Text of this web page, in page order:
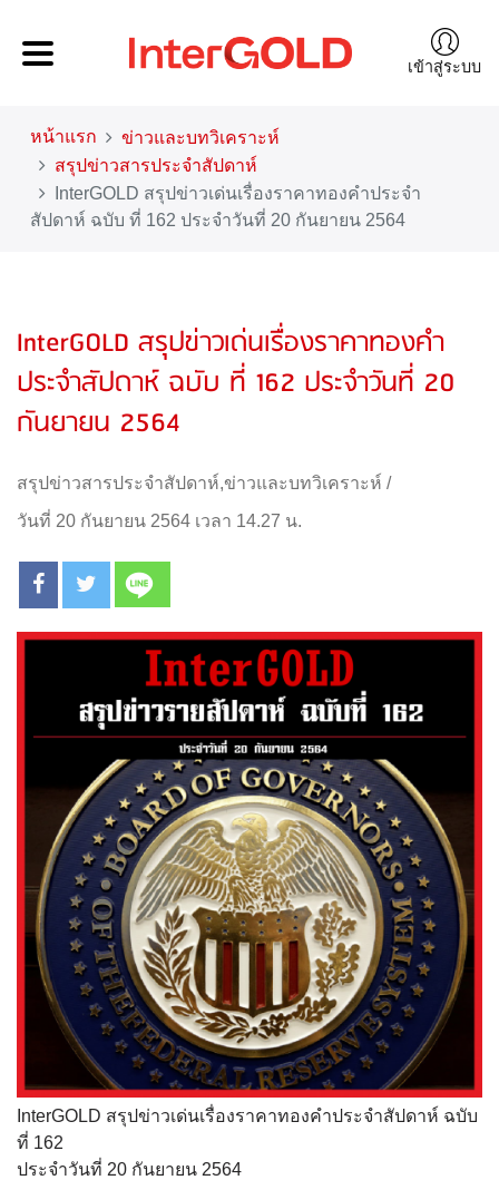
เข้าสู่ระบบ
หน้าแรก
ข่าวและบทวิเคราะห์
สรุปข่าวสารประจำสัปดาห์
InterGOLD สรุปข่าวเด่นเรื่องราคาทองคำประจำ
สัปดาห์ ฉบับ ที่ 162 ประจำวันที่ 20 กันยายน 2564
InterGOLD สรุปข่าวเด่นเรื่องราคาทองคำ
ประจำสัปดาห์ ฉบับ ที่ 162 ประจำวันที่ 20
กันยายน 2564
สรุปข่าวสารประจำสัปดาห์,ข่าวและบทวิเคราะห์ /
วันที่ 20 กันยายน 2564 เวลา 14.27 น.
InterGOLD สรุปข่าวเด่นเรื่องราคาทองคำประจำสัปดาห์ ฉบับ
ที่ 162
ประจำวันที่ 20 กันยายน 2564